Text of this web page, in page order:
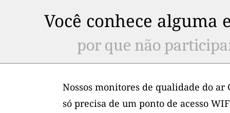
Você conhece alguma
por que não
Nossos monitores de qualidade do
só precisa de um ponto de acesso